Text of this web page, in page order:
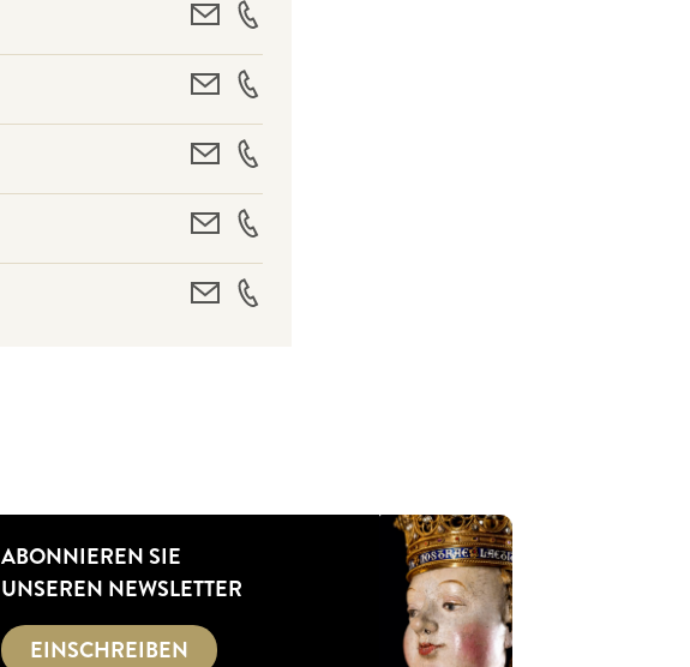
ABONNIEREN SIE
UNSEREN NEWSLETTER
EINSCHREIBEN